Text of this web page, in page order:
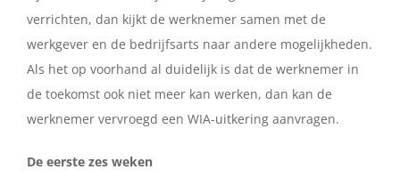
verrichten, dan kijkt de werknemer samen met de
werkgever en de bedrijfsarts naar andere mogelijkheden.
Als het op voorhand al duidelijk is dat de werknemer in
de toekomst ook niet meer kan werken, dan kan de
werknemer vervroegd een WIA-uitkering aanvragen.
De eerste zes weken